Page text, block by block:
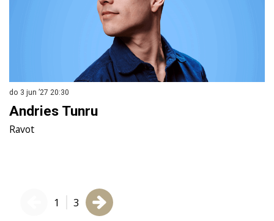
Andries Tunru
Ravot
do 3 jun ’27 20:30
1 3